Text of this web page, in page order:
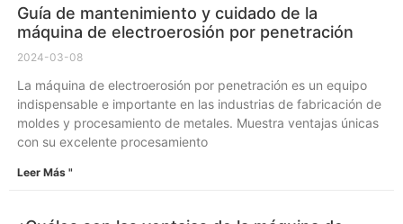
Guía de mantenimiento y cuidado de la
máquina de electroerosión por penetración
2024-03-08
La máquina de electroerosión por penetración es un equipo
indispensable e importante en las industrias de fabricación de
moldes y procesamiento de metales. Muestra ventajas únicas
con su excelente procesamiento
Leer Más "